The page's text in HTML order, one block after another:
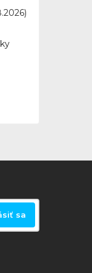
sa